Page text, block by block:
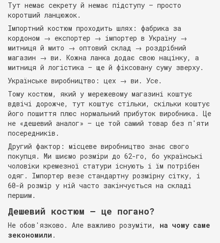
Тут немає секрету й немає підступу — просто
коротший ланцюжок.
Імпортний костюм проходить шлях: фабрика за
кордоном → експортер → імпортер в Україну →
митниця й мито → оптовий склад → роздрібний
магазин → ви. Кожна ланка додає свою націнку, а
митниця й логістика — ще й фіксовану суму зверху.
Українське виробництво: цех → ви. Усе.
Тому костюм, який у мережевому магазині коштує
вдвічі дорожче, тут коштує стільки, скільки коштує
його пошиття плюс нормальний прибуток виробника. Це
не «дешевий аналог» — це той самий товар без п'яти
посередників.
Другий фактор: місцеве виробництво знає свого
покупця. Ми шиємо розміри до 62-го, бо українські
чоловіки кремезної статури існують і їм потрібен
одяг. Імпортер везе стандартну розмірну сітку, і
60-й розмір у ній часто закінчується на складі
першим.
Дешевий костюм — це погано?
Не обов'язково. Але важливо розуміти, на чому саме
зекономили .